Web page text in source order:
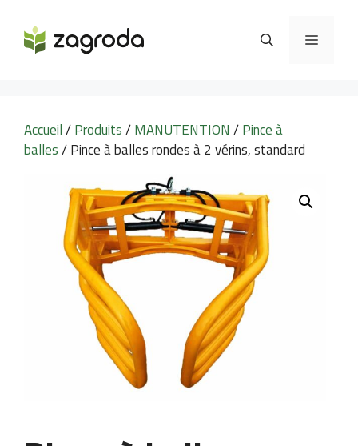
contenu
MENU
Accueil/Produits/MANUTENTION /Pince à
balles/ Pince à balles rondes à 2 vérins, standard